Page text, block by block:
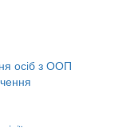
осіб з ООП